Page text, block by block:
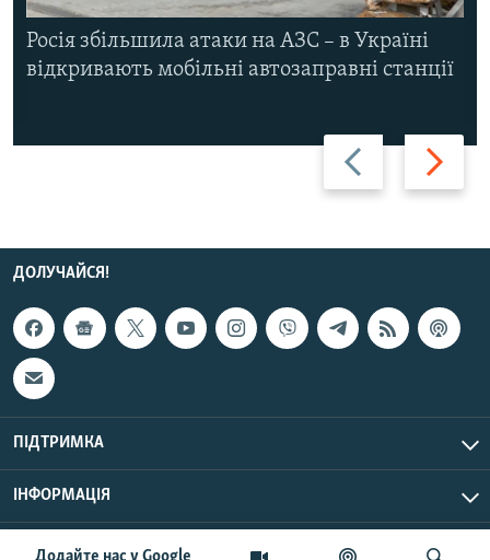
Назад Вперед
Росія збільшила атаки на АЗС – в Україні
відкривають мобільні автозаправні станції
ДОЛУЧАЙСЯ!
ПІДТРИМКА
ІНФОРМАЦІЯ
© Радіо Свобода, 2026 | Усі права застережено.
UTC+3